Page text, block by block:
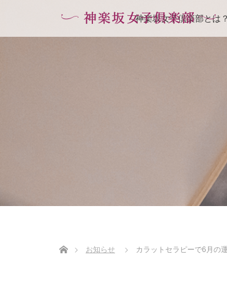
神楽坂女子倶楽部とは？
お知らせ
カラットセラピーで6月の